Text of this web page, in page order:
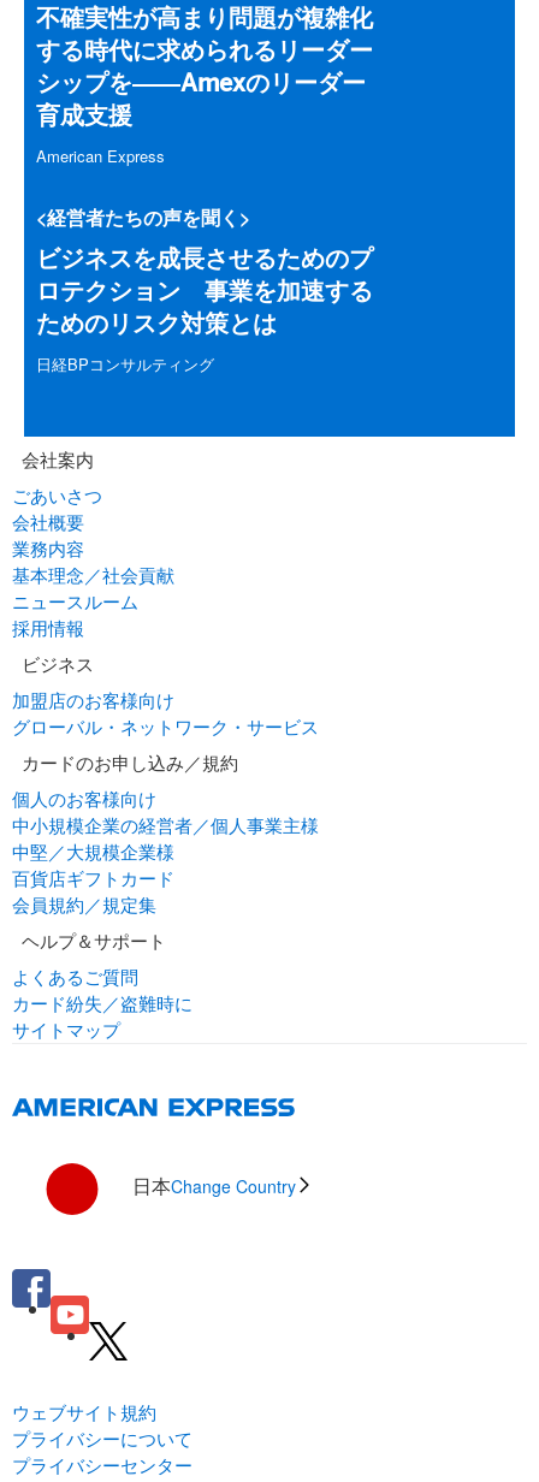
不確実性が高まり問題が複雑化
する時代に求められるリーダー
シップを――Amexのリーダー
育成支援
American Express
<経営者たちの声を聞く>
ビジネスを成長させるためのプ
ロテクション 事業を加速する
ためのリスク対策とは
日経BPコンサルティング
会社案内
ごあいさつ
会社概要
業務内容
基本理念／社会貢献
ニュースルーム
採用情報
ビジネス
加盟店のお客様向け
グローバル・ネットワーク・サービス
カードのお申し込み／規約
個人のお客様向け
中小規模企業の経営者／個人事業主様
中堅／大規模企業様
百貨店ギフトカード
会員規約／規定集
ヘルプ＆サポート
よくあるご質問
カード紛失／盗難時に
サイトマップ
日本Change Country
ウェブサイト規約
プライバシーについて
プライバシーセンター